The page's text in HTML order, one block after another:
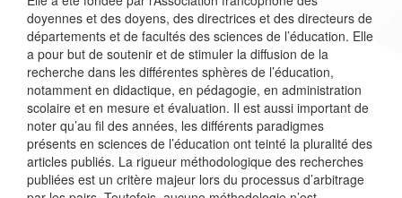
doyennes et des doyens, des directrices et des directeurs de
départements et de facultés des sciences de l’éducation. Elle
a pour but de soutenir et de stimuler la diffusion de la
recherche dans les différentes sphères de l’éducation,
notamment en didactique, en pédagogie, en administration
scolaire et en mesure et évaluation. Il est aussi important de
noter qu’au fil des années, les différents paradigmes
présents en sciences de l’éducation ont teinté la pluralité des
articles publiés. La rigueur méthodologique des recherches
publiées est un critère majeur lors du processus d’arbitrage